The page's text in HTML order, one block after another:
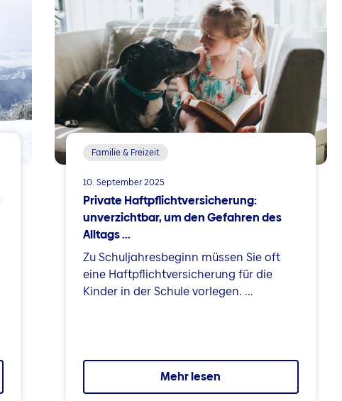
Familie & Freizeit
10. September 2025
Private Haftpflichtversicherung:
unverzichtbar, um den Gefahren des
Alltags ...
Zu Schuljahresbeginn müssen Sie oft
eine Haftpflichtversicherung für die
Kinder in der Schule vorlegen. ...
Mehr lesen